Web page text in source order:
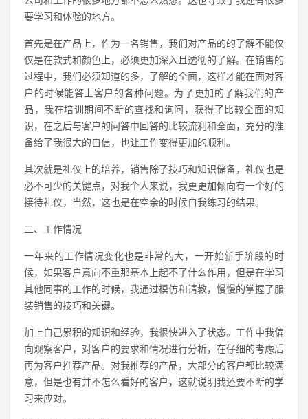
要学习和体验的地方。
首先是在产品上，作为一名销售，我们对产品的的了解不能仅
仅是在款式和颜色上，必须更加深入且透彻的了解。在销售的
过程中，我们必须知道的多，了解的全面，这样才能在面对客
户的时候能答上客户的各种问题。为了更加的了解我们的产
品，我在培训期间不断的查找和询问，获得了比较全面的知
识，在之后与客户的问答中回答的比较流利和全面，充分的准
备给了我很大的自信，也让工作变得更加的顺利。
其次就是礼仪上的培养，销售除了技巧和知识储备，礼仪也是
必不可少的关键点，对我个人来说，我更更加倾向有一个好的
接待礼仪，当然，这也是在空余的时候自我练习的结果。
二、工作情况
一年来的工作情况变化也是非常的大，一开始新手阶段的时
候，如果客户意向不重那基本上起不了什么作用，但是在学习
其他同事的工作的时候，我通过模仿和请教，慢慢的掌握了服
装销售的技巧和关键。
加上自己累积的知识和经验，我很快进入了状态。工作中我偏
向观察客户，对客户的要求和情况进行分析，在仔细的考虑后
再为客户推荐产品。对我推荐的产品，大部分的客户都比较满
意，但是也有并不怎么看好的客户，这就说明我还要不断的学
习来应对。